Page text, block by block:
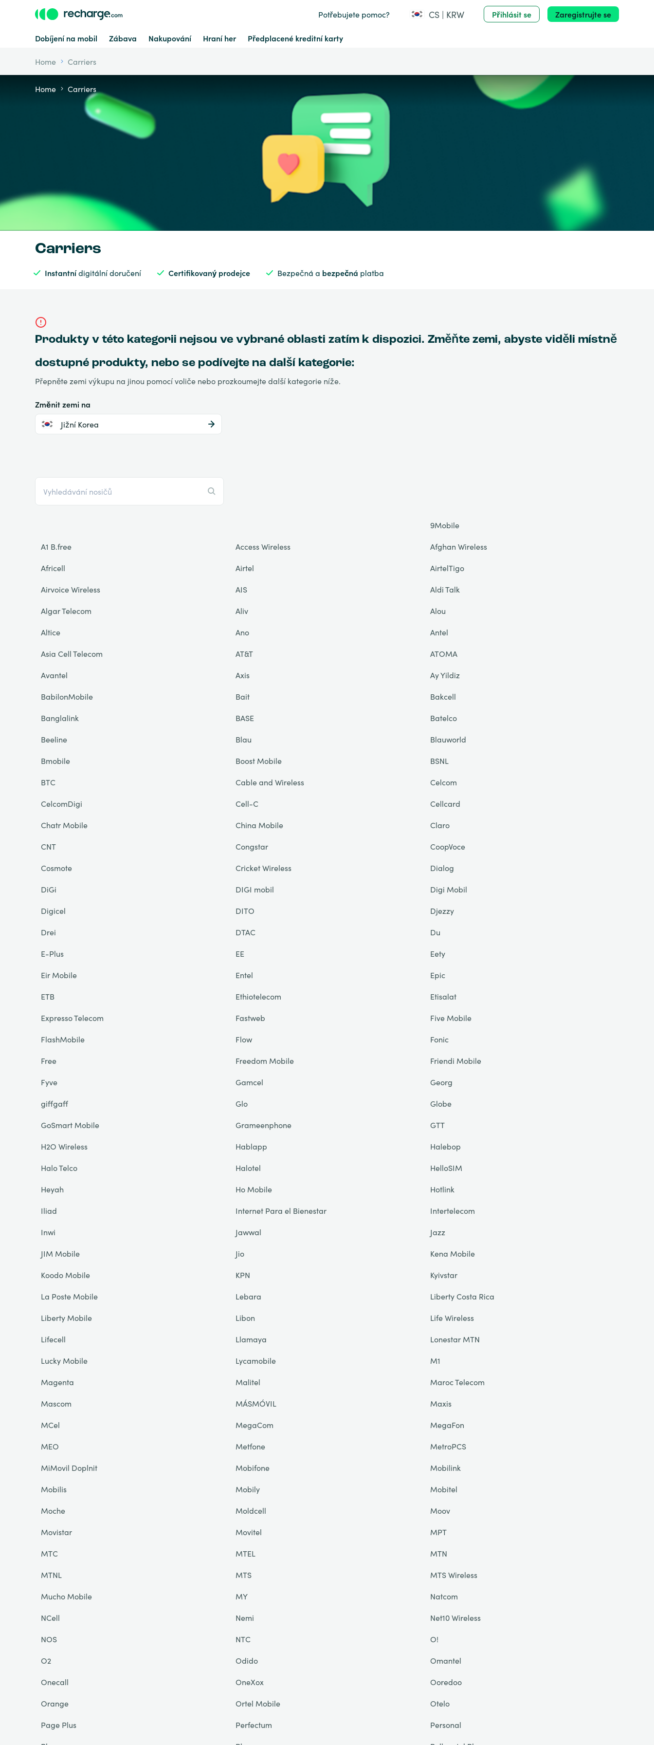
Potřebujete pomoc? CS | KRW Přihlásit se Zaregistrujte se
Dobíjení na mobil Zábava Nakupování Hraní her Předplacené kreditní karty
Home Carriers
Home Carriers
Carriers
Instantnídigitální doručení Certifikovaný prodejce Bezpečná a bezpečná platba
Produkty v této kategorii nejsou ve vybrané oblasti zatím k dispozici. Změňte zemi, abyste viděli místně
dostupné produkty, nebo se podívejte na další kategorie:
Přepněte zemi výkupu na jinou pomocí voliče nebo prozkoumejte další kategorie níže.
Změnit zemi na
Jižní Korea
9Mobile
A1 B.free
Access Wireless
Afghan Wireless
Africell
Airtel
AirtelTigo
Airvoice Wireless
AIS
Aldi Talk
Algar Telecom
Aliv
Alou
Altice
Ano
Antel
Asia Cell Telecom
AT&T
ATOMA
Avantel
Axis
Ay Yildiz
BabilonMobile
Bait
Bakcell
Banglalink
BASE
Batelco
Beeline
Blau
Blauworld
Bmobile
Boost Mobile
BSNL
BTC
Cable and Wireless
Celcom
CelcomDigi
Cell-C
Cellcard
Chatr Mobile
China Mobile
Claro
CNT
Congstar
CoopVoce
Cosmote
Cricket Wireless
Dialog
DiGi
DIGI mobil
Digi Mobil
Digicel
DITO
Djezzy
Drei
DTAC
Du
E-Plus
EE
Eety
Eir Mobile
Entel
Epic
ETB
Ethiotelecom
Etisalat
Expresso Telecom
Fastweb
Five Mobile
FlashMobile
Flow
Fonic
Free
Freedom Mobile
Friendi Mobile
Fyve
Gamcel
Georg
giffgaff
Glo
Globe
GoSmart Mobile
Grameenphone
GTT
H2O Wireless
Hablapp
Halebop
Halo Telco
Halotel
HelloSIM
Heyah
Ho Mobile
Hotlink
Iliad
Internet Para el Bienestar
Intertelecom
Inwi
Jawwal
Jazz
JIM Mobile
Jio
Kena Mobile
Koodo Mobile
KPN
Kyivstar
La Poste Mobile
Lebara
Liberty Costa Rica
Liberty Mobile
Libon
Life Wireless
Lifecell
Llamaya
Lonestar MTN
Lucky Mobile
Lycamobile
M1
Magenta
Malitel
Maroc Telecom
Mascom
MÁSMÓVIL
Maxis
MCel
MegaCom
MegaFon
MEO
Metfone
MetroPCS
MiMovil Doplnit
Mobifone
Mobilink
Mobilis
Mobily
Mobitel
Moche
Moldcell
Moov
Movistar
Movitel
MPT
MTC
MTEL
MTN
MTNL
MTS
MTS Wireless
Mucho Mobile
MY
Natcom
NCell
Nemi
Net10 Wireless
NOS
NTC
O!
O2
Odido
Omantel
Onecall
OneXox
Ooredoo
Orange
Ortel Mobile
Otelo
Page Plus
Perfectum
Personal